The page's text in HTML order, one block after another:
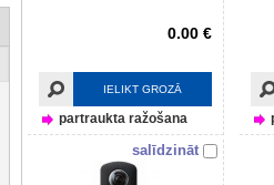
0.00 €
IELIKT GROZĀ
partraukta ražošana
salīdzināt